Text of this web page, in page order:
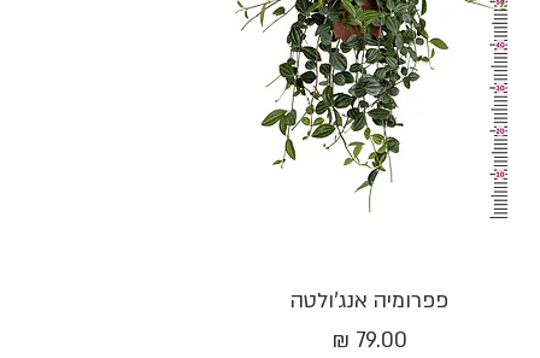
תצוגה מהירה
פפרומיה אנג'ולטה
מחיר